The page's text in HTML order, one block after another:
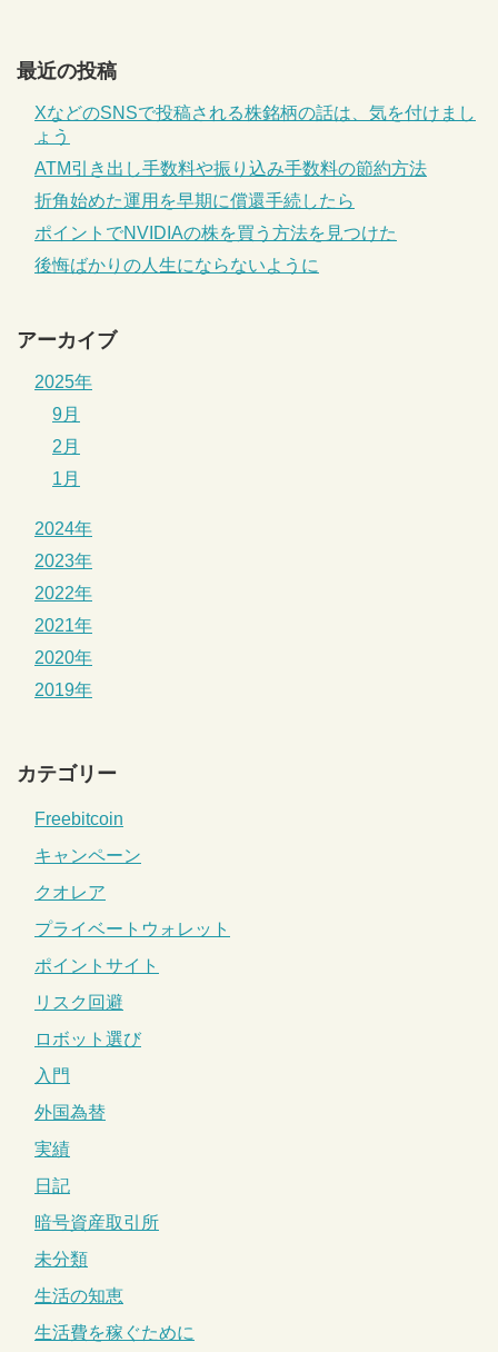
最近の投稿
XなどのSNSで投稿される株銘柄の話は、気を付けまし
ょう
ATM引き出し手数料や振り込み手数料の節約方法
折角始めた運用を早期に償還手続したら
ポイントでNVIDIAの株を買う方法を見つけた
後悔ばかりの人生にならないように
アーカイブ
2025年
9月
2月
1月
2024年
2023年
2022年
2021年
2020年
2019年
カテゴリー
Freebitcoin
キャンペーン
クオレア
プライベートウォレット
ポイントサイト
リスク回避
ロボット選び
入門
外国為替
実績
日記
暗号資産取引所
未分類
生活の知恵
生活費を稼ぐために